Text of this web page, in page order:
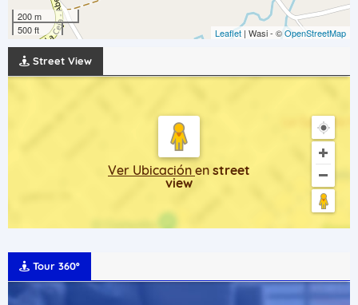
200 m
500 ft
Leaflet | Wasi - ©OpenStreetMap
Street View
Ver Ubicación en street
view
Tour 360º